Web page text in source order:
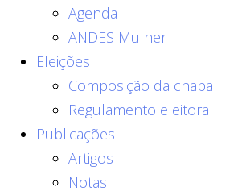
Agenda
ANDES Mulher
Eleições
Composição da chapa
Regulamento eleitoral
Publicações
Artigos
Notas